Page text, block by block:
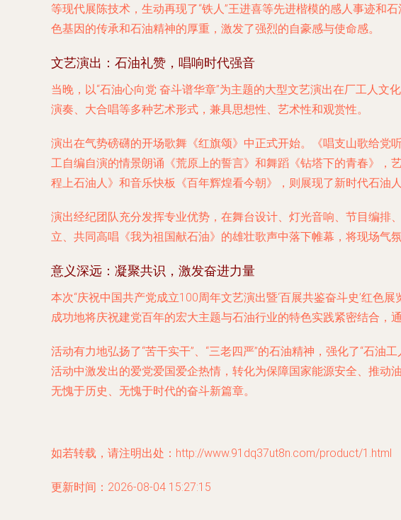
等现代展陈技术，生动再现了“铁人”王进喜等先进楷模的感人事迹和
色基因的传承和石油精神的厚重，激发了强烈的自豪感与使命感。
文艺演出：石油礼赞，唱响时代强音
当晚，以“石油心向党 奋斗谱华章”为主题的大型文艺演出在厂工人
演奏、大合唱等多种艺术形式，兼具思想性、艺术性和观赏性。
演出在气势磅礴的开场歌舞《红旗颂》中正式开始。《唱支山歌给
工自编自演的情景朗诵《荒原上的誓言》和舞蹈《钻塔下的青春》
程上石油人》和音乐快板《百年辉煌看今朝》，则展现了新时代石油
演出经纪团队充分发挥专业优势，在舞台设计、灯光音响、节目编
立、共同高唱《我为祖国献石油》的雄壮歌声中落下帷幕，将现场气氛
意义深远：凝聚共识，激发奋进力量
本次“庆祝中国共产党成立100周年文艺演出暨‘百展共鉴奋斗史’红色
成功地将庆祝建党百年的宏大主题与石油行业的特色实践紧密结合，
活动有力地弘扬了“苦干实干”、“三老四严”的石油精神，强化了“石
活动中激发出的爱党爱国爱企热情，转化为保障国家能源安全、推
无愧于历史、无愧于时代的奋斗新篇章。
如若转载，请注明出处：http://www.91dq37ut8n.com/product/1.html
更新时间：2026-08-04 15:27:15